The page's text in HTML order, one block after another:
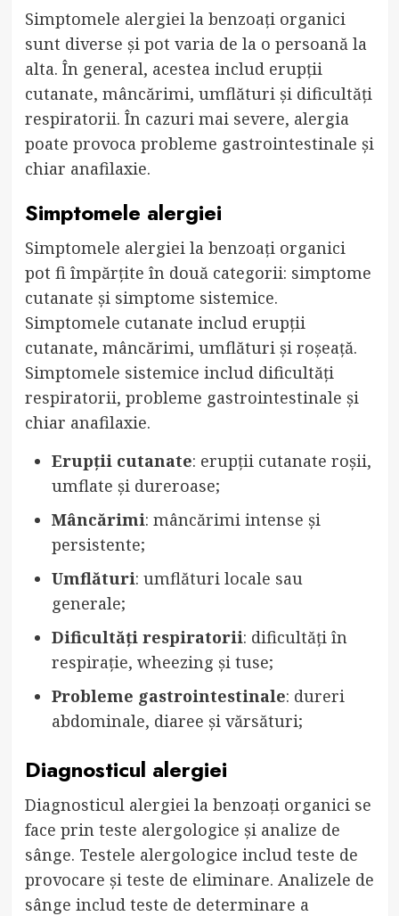
Simptomele alergiei la benzoați organici
sunt diverse și pot varia de la o persoană la
alta. În general, acestea includ erupții
cutanate, mâncărimi, umflături și dificultăți
respiratorii. În cazuri mai severe, alergia
poate provoca probleme gastrointestinale și
chiar anafilaxie.
Simptomele alergiei
Simptomele alergiei la benzoați organici
pot fi împărțite în două categorii: simptome
cutanate și simptome sistemice.
Simptomele cutanate includ erupții
cutanate, mâncărimi, umflături și roșeață.
Simptomele sistemice includ dificultăți
respiratorii, probleme gastrointestinale și
chiar anafilaxie.
Erupții cutanate: erupții cutanate roșii,
umflate și dureroase;
Mâncărimi: mâncărimi intense și
persistente;
Umflături: umflături locale sau
generale;
Dificultăți respiratorii: dificultăți în
respirație, wheezing și tuse;
Probleme gastrointestinale: dureri
abdominale, diaree și vărsături;
Diagnosticul alergiei
Diagnosticul alergiei la benzoați organici se
face prin teste alergologice și analize de
sânge. Testele alergologice includ teste de
provocare și teste de eliminare. Analizele de
sânge includ teste de determinare a